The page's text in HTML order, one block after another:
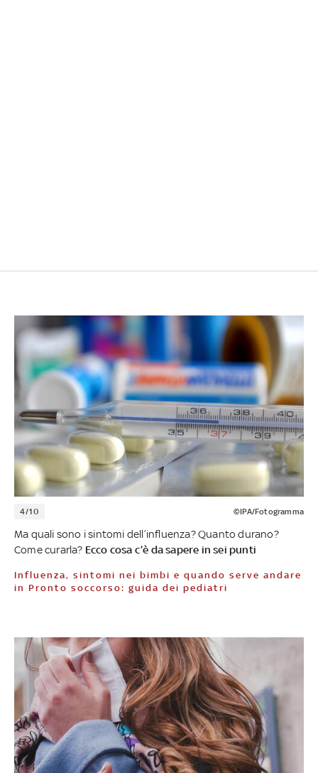
4/10 ©IPA/Fotogramma
Ma quali sono i sintomi dell’influenza? Quanto durano?
Come curarla? Ecco cosa c’è da sapere in sei punti
Influenza, sintomi nei bimbi e quando serve andare
in Pronto soccorso: guida dei pediatri